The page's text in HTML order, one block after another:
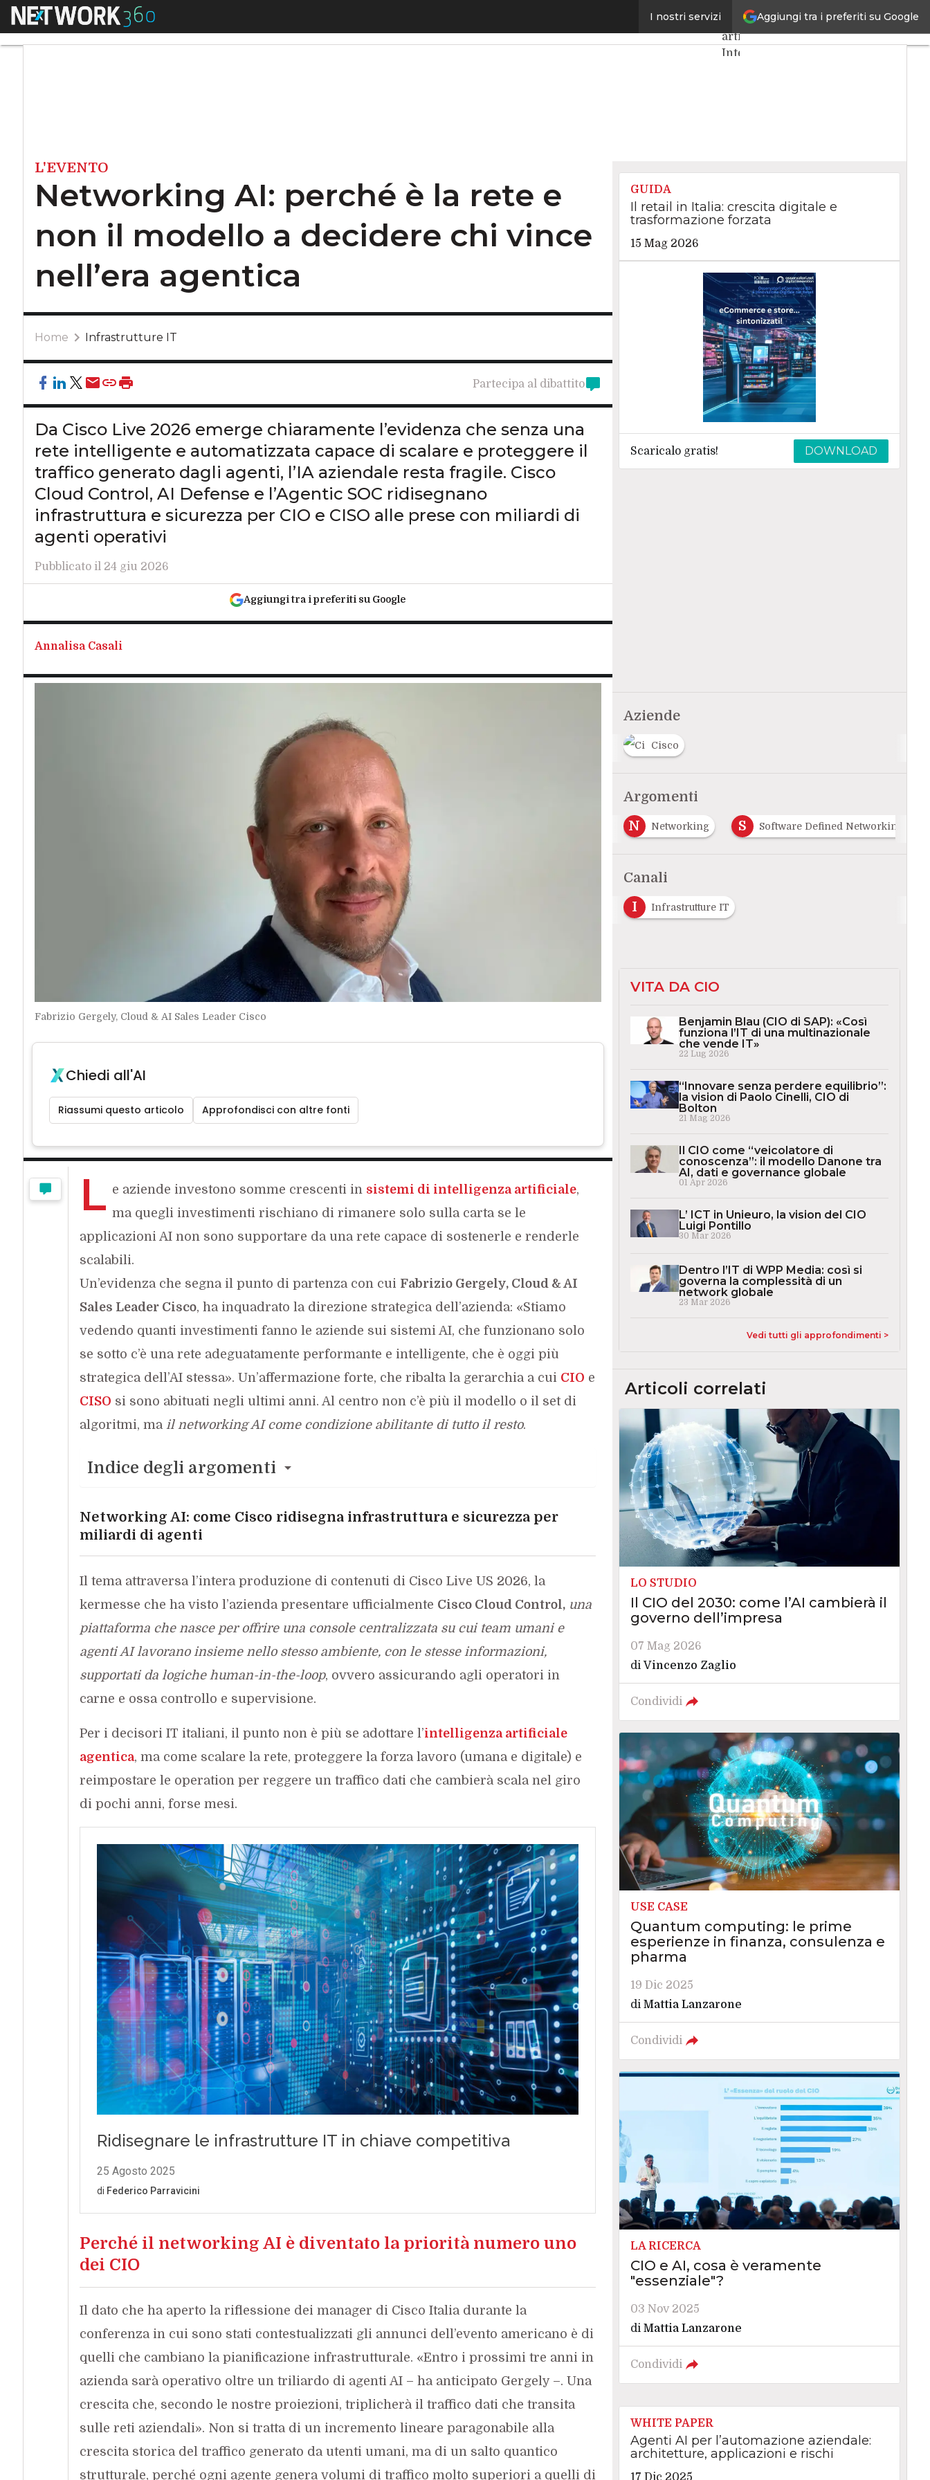
Aggiungi tra i preferiti su Google
I nostri servizi
Menu Networking AI: perché è la rete e non il modello a decidere chi vince nell’era agentica
Ultimi
articoli
Intelligenza
Agile4Executive
L'EVENTO
Networking AI: perché è la rete e
non il modello a decidere chi vince
nell’era agentica
Home Infrastrutture IT
Partecipa al dibattito
Da Cisco Live 2026 emerge chiaramente l’evidenza che senza una
rete intelligente e automatizzata capace di scalare e proteggere il
traffico generato dagli agenti, l’IA aziendale resta fragile. Cisco
Cloud Control, AI Defense e l’Agentic SOC ridisegnano
infrastruttura e sicurezza per CIO e CISO alle prese con miliardi di
agenti operativi
Pubblicato il 24 giu 2026
Aggiungi tra i preferiti su Google
Annalisa Casali
Fabrizio Gergely, Cloud & AI Sales Leader Cisco
Chiedi all'AI
Riassumi questo articolo Approfondisci con altre fonti
L e aziende investono somme crescenti in sistemi di intelligenza artificiale,
ma quegli investimenti rischiano di rimanere solo sulla carta se le
applicazioni AI non sono supportare da una rete capace di sostenerle e renderle
scalabili.
Un’evidenza che segna il punto di partenza con cui Fabrizio Gergely, Cloud & AI
Sales Leader Cisco, ha inquadrato la direzione strategica dell’azienda: «Stiamo
vedendo quanti investimenti fanno le aziende sui sistemi AI, che funzionano solo
se sotto c’è una rete adeguatamente performante e intelligente, che è oggi più
strategica dell’AI stessa». Un’affermazione forte, che ribalta la gerarchia a cui CIO e
CISO si sono abituati negli ultimi anni. Al centro non c’è più il modello o il set di
algoritmi, ma il networking AI come condizione abilitante di tutto il resto.
Indice degli argomenti
Networking AI: come Cisco ridisegna infrastruttura e sicurezza per
miliardi di agenti
Il tema attraversa l’intera produzione di contenuti di Cisco Live US 2026, la
kermesse che ha visto l’azienda presentare ufficialmente Cisco Cloud Control,una
piattaforma che nasce per offrire una console centralizzata su cui team umani e
agenti AI lavorano insieme nello stesso ambiente, con le stesse informazioni,
supportati da logiche human-in-the-loop, ovvero assicurando agli operatori in
carne e ossa controllo e supervisione.
Per i decisori IT italiani, il punto non è più se adottare l’intelligenza artificiale
agentica, ma come scalare la rete, proteggere la forza lavoro (umana e digitale) e
reimpostare le operation per reggere un traffico dati che cambierà scala nel giro
di pochi anni, forse mesi.
Perché il networking AI è diventato la priorità numero uno
dei CIO
Il dato che ha aperto la riflessione dei manager di Cisco Italia durante la
conferenza in cui sono stati contestualizzati gli annunci dell’evento americano è di
quelli che cambiano la pianificazione infrastrutturale. «Entro i prossimi tre anni in
azienda sarà operativo oltre un triliardo di agenti AI – ha anticipato Gergely –. Una
crescita che, secondo le nostre proiezioni, triplicherà il traffico dati che transita
sulle reti aziendali». Non si tratta di un incremento lineare paragonabile alla
crescita storica del traffico generato da utenti umani, ma di un salto quantico
strutturale, perché ogni agente genera volumi di traffico molto superiori a quelli di
GUIDA
Il retail in Italia: crescita digitale e
trasformazione forzata
15 Mag 2026
Scaricalo gratis! DOWNLOAD
Aziende
Cisco
Argomenti
N Networking S Software Defined Networking
Canali
I
Infrastrutture IT
VITA DA CIO
Benjamin Blau (CIO di SAP): «Così
funziona l’IT di una multinazionale
che vende IT»
22 Lug 2026
“Innovare senza perdere equilibrio”:
la vision di Paolo Cinelli, CIO di
Bolton
21 Mag 2026
Il CIO come “veicolatore di
conoscenza”: il modello Danone tra
AI, dati e governance globale
01 Apr 2026
L’ ICT in Unieuro, la vision del CIO
Luigi Pontillo
30 Mar 2026
Dentro l’IT di WPP Media: così si
governa la complessità di un
network globale
23 Mar 2026
Vedi tutti gli approfondimenti >
Articoli correlati
LO STUDIO
Il CIO del 2030: come l’AI cambierà il
governo dell’impresa
07 Mag 2026
diVincenzo Zaglio
Condividi
USE CASE
Quantum computing: le prime
esperienze in finanza, consulenza e
pharma
19 Dic 2025
di Mattia Lanzarone
Condividi
LA RICERCA
CIO e AI, cosa è veramente
"essenziale"?
03 Nov 2025
di Mattia Lanzarone
Condividi
WHITE PAPER
Agenti AI per l’automazione aziendale:
architetture, applicazioni e rischi
17 Dic 2025